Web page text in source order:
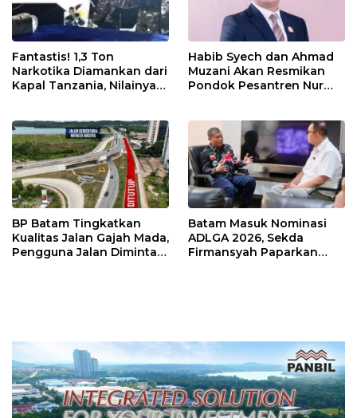
Fantastis! 1,3 Ton
Narkotika Diamankan dari
Kapal Tanzania, Nilainya
Habib Syech dan Ahmad
Muzani Akan Resmikan
Pondok Pesantren Nur
BP Batam Tingkatkan
Kualitas Jalan Gajah Mada,
Pengguna Jalan Diminta
Batam Masuk Nominasi
ADLGA 2026, Sekda
Firmansyah Paparkan